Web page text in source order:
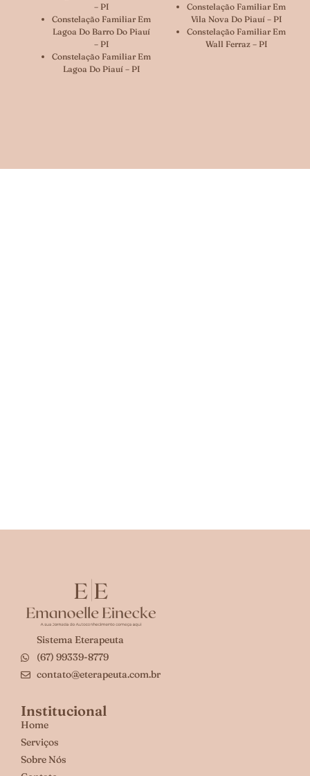
– PI
Constelação Familiar Em
Lagoa Do Barro Do Piauí
– PI
Constelação Familiar Em
Lagoa Do Piauí – PI
Constelação Familiar Em
Vila Nova Do Piauí – PI
Constelação Familiar Em
Wall Ferraz – PI
Sistema Eterapeuta
(67) 99339-8779
contato@eterapeuta.com.br
Institucional
Home
Serviços
Sobre Nós